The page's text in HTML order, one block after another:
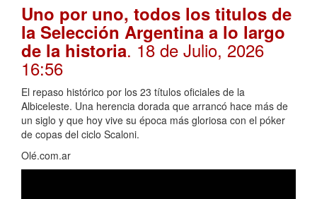
Uno por uno, todos los titulos de
la Selección Argentina a lo largo
de la historia. 18 de Julio, 2026
16:56
El repaso histórico por los 23 títulos oficiales de la
Albiceleste. Una herencia dorada que arrancó hace más de
un siglo y que hoy vive su época más gloriosa con el póker
de copas del ciclo Scaloni.
Olé.com.ar